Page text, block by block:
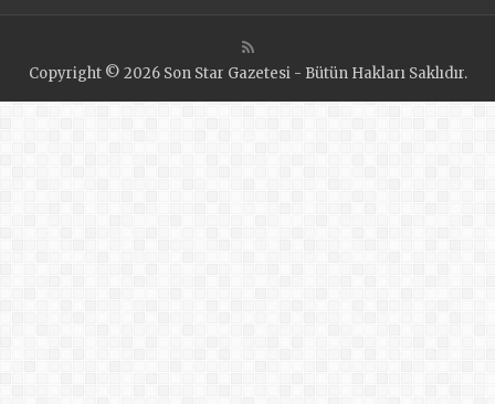
Copyright © 2026 Son Star Gazetesi - Bütün Hakları Saklıdır.